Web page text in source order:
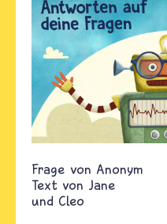
Anonym
Text von Jane
und Cleo